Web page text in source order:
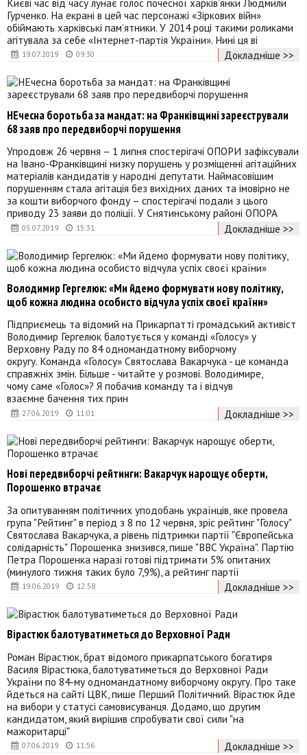
19.07.2019 09:30
Києві час від часу лунає голос почесної харків’янки Людмили
Гурченко. На екрані в цей час персонажі «Зіркових війн»
обіймають харківські пам’ятники. У 2014 році такими роликами
агітувала за себе «Інтернет-партія України». Нині ця ві
Докладніше >>
03.07.2019 15:31
НЕчесна боротьба за мандат: на Франківщині зареєстрували
68 заяв про передвиборчі порушення
Упродовж 26 червня – 1 липня спостерігачі ОПОРИ зафіксували
на Івано-Франківщині низку порушень у розміщенні агітаційних
матеріалів кандидатів у народні депутати. Наймасовішим
порушенням стала агітація без вихідних даних та імовірно не
за кошти виборчого фонду – спостерігачі подали з цього
приводу 23 заяви до поліції. У Снятинському районі ОПОРА
Докладніше >>
27.06.2019 11:01
Володимир Гергелюк: «Ми йдемо формувати нову політику,
щоб кожна людина особисто відчула успіх своєї країни»
Підприємець та відомий на Прикарпатті громадський активіст
Володимир Гергелюк балотується у команді «Голосу» у
Верховну Раду по 84 одномандатному виборчому
округу. Команда «Голосу» Святослава Вакарчука - це команда
справжніх змін. Більше - читайте у розмові. Володимире,
чому саме «Голос»? Я побачив команду та і відчув
взаємне бачення тих прин
Докладніше >>
19.06.2019 12:58
Нові передвиборчі рейтинги: Вакарчук нарощує оберти,
Порошенко втрачає
За опитуванням політичних уподобань українців, яке провела
група "Рейтинг" в період з 8 по 12 червня, зріс рейтинг "Голосу"
Святослава Вакарчука, а рівень підтримки партії "Європейська
солідарність" Порошенка знизився, пише "BBC Україна". Партію
Петра Порошенка наразі готові підтримати 5% опитаних
(минулого тижня таких було 7,9%), а рейтинг партії
Докладніше >>
07.06.2019 11:56
Вірастюк балотуватиметься до Верховної Ради
Роман Вірастюк, брат відомого прикарпатського богатиря
Василя Вірастюка, балотуватиметься до Верховної Ради
України по 84-му одномандатному виборчому округу. Про таке
йдеться на сайті ЦВК, пише Перший Політичний. Вірастюк йде
на вибори у статусі самовисуванця. Додамо, що другим
кандидатом, який вирішив спробувати свої сили "на
мажоритарці"
Докладніше >>